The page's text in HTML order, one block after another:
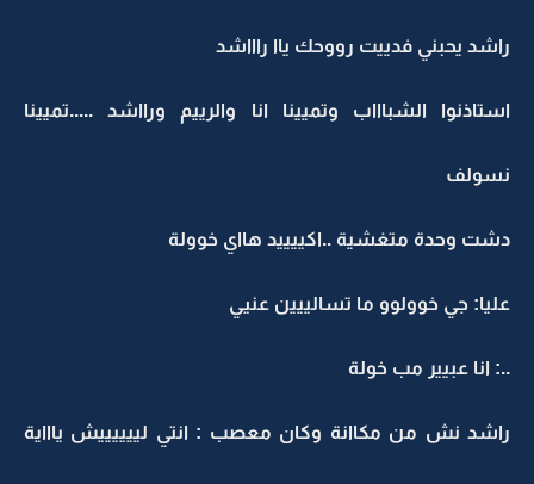
راشد يحبني فدييت رووحك ياا راااشد
استاذنوا الشباااب وتميينا انا والرييم ورااشد .....تميينا
نسولف
دشت وحدة متغشية ..اكييييد هااي خوولة
عليا: جي خوولوو ما تسالييين عنيي
..: انا عبيير مب خولة
راشد نش من مكاانة وكان معصب : انتي لييييييش ياااية